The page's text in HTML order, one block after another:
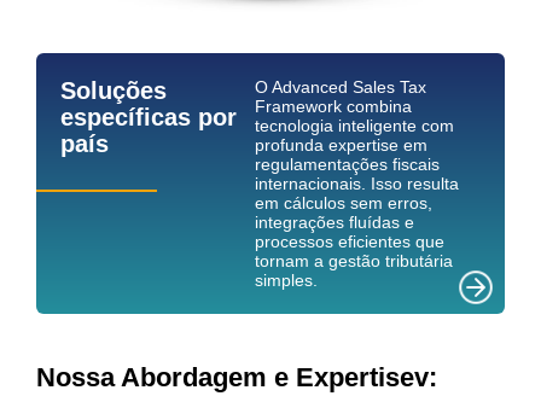
Soluções
específicas por
país
O Advanced Sales Tax
Framework combina
tecnologia inteligente com
profunda expertise em
regulamentações fiscais
internacionais. Isso resulta
em cálculos sem erros,
integrações fluídas e
processos eficientes que
tornam a gestão tributária
simples.
Nossa Abordagem e Expertisev: